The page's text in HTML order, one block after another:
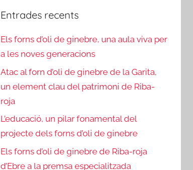
Entrades recents
Els forns d’oli de ginebre, una aula viva per
a les noves generacions
Atac al forn d’oli de ginebre de la Garita,
un element clau del patrimoni de Riba-
roja
L’educació, un pilar fonamental del
projecte dels forns d’oli de ginebre
Els forns d’oli de ginebre de Riba-roja
d’Ebre a la premsa especialitzada